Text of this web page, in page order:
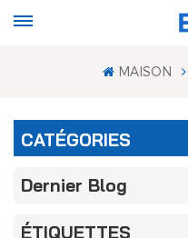
MAISON
CATÉGORIES
Dernier Blog
ÉTIQUETTES